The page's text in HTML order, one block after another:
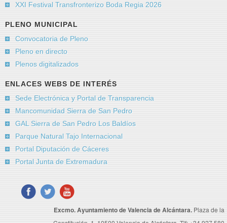
XXI Festival Transfronterizo Boda Regia 2026
PLENO MUNICIPAL
Convocatoria de Pleno
Pleno en directo
Plenos digitalizados
ENLACES WEBS DE INTERÉS
Sede Electrónica y Portal de Transparencia
Mancomunidad Sierra de San Pedro
GAL Sierra de San Pedro Los Baldíos
Parque Natural Tajo Internacional
Portal Diputación de Cáceres
Portal Junta de Extremadura
Excmo. Ayuntamiento de Valencia de Alcántara. Plaza de la